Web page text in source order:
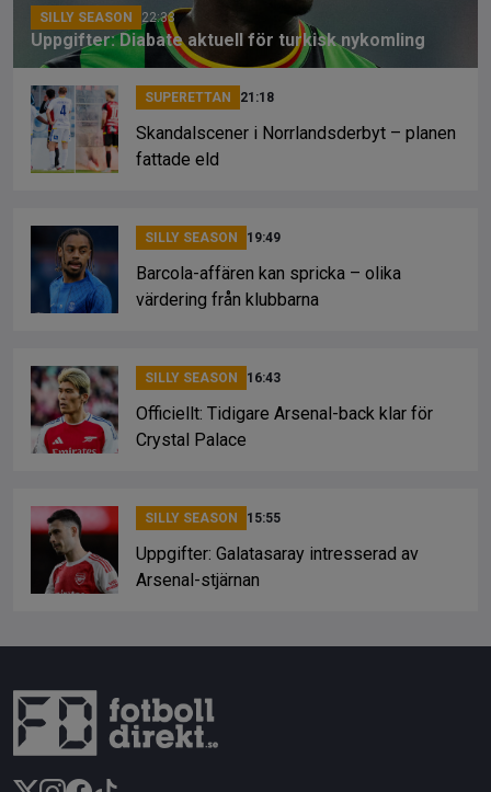
SILLY SEASON 22:33
Uppgifter: Diabate aktuell för turkisk nykomling
SUPERETTAN 21:18
Skandalscener i Norrlandsderbyt – planen
fattade eld
SILLY SEASON 19:49
Barcola-affären kan spricka – olika
värdering från klubbarna
SILLY SEASON 16:43
Officiellt: Tidigare Arsenal-back klar för
Crystal Palace
SILLY SEASON 15:55
Uppgifter: Galatasaray intresserad av
Arsenal-stjärnan